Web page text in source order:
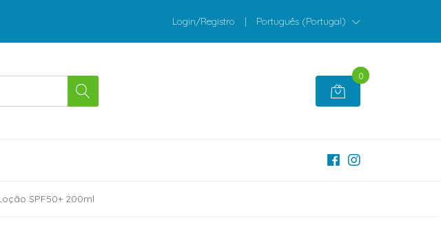
Login/Registro | Português (Portugal)
0
SPF50+ 200ml